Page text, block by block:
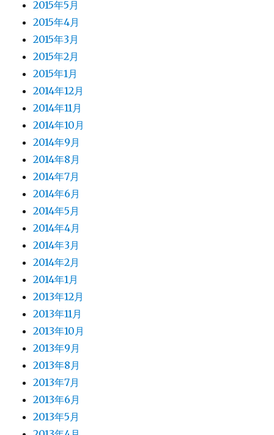
2015年5月
2015年4月
2015年3月
2015年2月
2015年1月
2014年12月
2014年11月
2014年10月
2014年9月
2014年8月
2014年7月
2014年6月
2014年5月
2014年4月
2014年3月
2014年2月
2014年1月
2013年12月
2013年11月
2013年10月
2013年9月
2013年8月
2013年7月
2013年6月
2013年5月